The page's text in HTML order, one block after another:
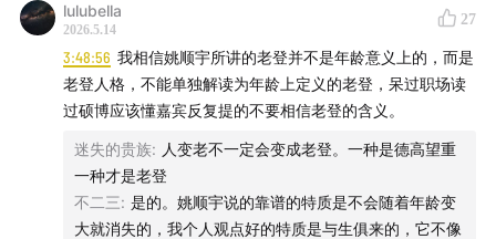
lulubella
2026.5.14
27
3:48:56 我相信姚顺宇所讲的老登并不是年龄意义上的，而是
老登人格，不能单独解读为年龄上定义的老登，呆过职场读
过硕博应该懂嘉宾反复提的不要相信老登的含义。
迷失的贵族: 人变老不一定会变成老登。一种是德高望重
一种才是老登
不二三: 是的。姚顺宇说的靠谱的特质是不会随着年龄变
大就消失的，我个人观点好的特质是与生俱来的，它不像